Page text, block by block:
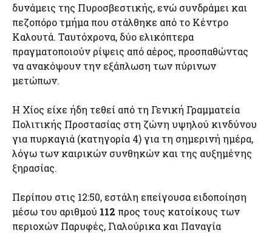
δυνάμεις της Πυροσβεστικής, ενώ συνδράμει και
πεζοπόρο τμήμα που στάλθηκε από το Κέντρο
Καλουτά. Ταυτόχρονα, δύο ελικόπτερα
πραγματοποιούν ρίψεις από αέρος, προσπαθώντας
να ανακόψουν την εξάπλωση των πύρινων
μετώπων.
Η Χίος είχε ήδη τεθεί από τη Γενική Γραμματεία
Πολιτικής Προστασίας στη ζώνη υψηλού κινδύνου
για πυρκαγιά (κατηγορία 4) για τη σημερινή ημέρα,
λόγω των καιρικών συνθηκών και της αυξημένης
ξηρασίας.
Περίπου στις 12:50, εστάλη επείγουσα ειδοποίηση
μέσω του αριθμού 112 προς τους κατοίκους των
περιοχών Παρυφές, Γιαλούρικα και Παναγία